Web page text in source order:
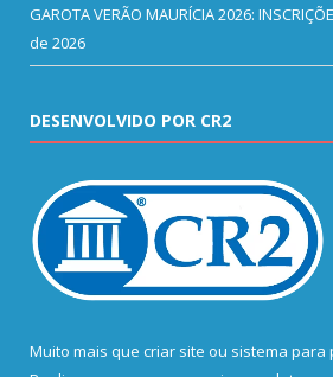
GAROTA VERÃO MAURÍCIA 2026:
de 2026
DESENVOLVIDO POR CR2
Muito mais que criar site ou sistema para